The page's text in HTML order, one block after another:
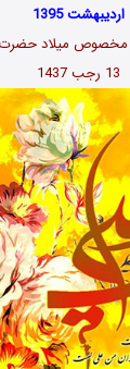
اردیبهشت 1395
مخصوص میلاد
13 رجب 1437